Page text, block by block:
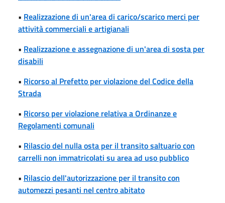
• Realizzazione di un'area di carico/scarico merci per
attività commerciali e artigianali
• Realizzazione e assegnazione di un'area di sosta per
disabili
• Ricorso al Prefetto per violazione del Codice della
Strada
• Ricorso per violazione relativa a Ordinanze e
Regolamenti comunali
• Rilascio del nulla osta per il transito saltuario con
carrelli non immatricolati su area ad uso pubblico
• Rilascio dell'autorizzazione per il transito con
automezzi pesanti nel centro abitato